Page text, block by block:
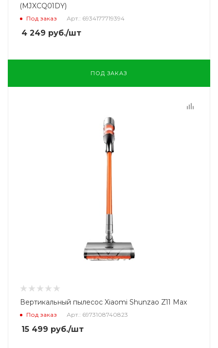
(MJXCQ01DY)
Под заказ Арт.: 6934177719394
4 249 руб./шт
ПОД ЗАКАЗ
Вертикальный пылесос Xiaomi Shunzao Z11 Max
Под заказ Арт.: 6973108740823
15 499 руб./шт